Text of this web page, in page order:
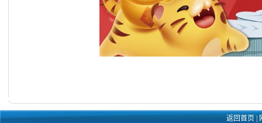
返回首页